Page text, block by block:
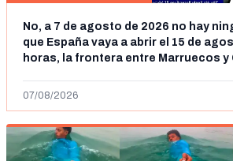
No, a 7 de agosto de 2026 no hay
que España vaya a abrir el 15 de
horas, la frontera entre Marruecos y
07/08/2026